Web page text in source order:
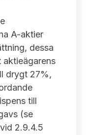
och vissa
uttalanden
A-aktier
dessa
aktieägarens
drygt 27%,
till
(se
2.9.4.5